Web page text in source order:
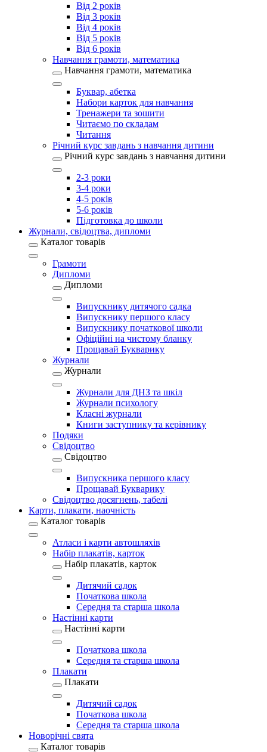
Від 2 років
Від 3 років
Від 4 років
Від 5 років
Від 6 років
Навчання грамоти, математика
Навчання грамоти, математика
Буквар, абетка
Набори карток для навчання
Тренажери та зошити
Читаємо по складам
Читання
Річний курс завдань з навчання дитини
Річний курс завдань з навчання дитини
2-3 роки
3-4 роки
4-5 років
5-6 років
Підготовка до школи
Журнали, свідоцтва, дипломи
Каталог товарів
Грамоти
Дипломи
Дипломи
Випускнику дитячого садка
Випускнику першого класу
Випускнику початкової школи
Офіційні на чистому бланку
Прощавай Букварику
Журнали
Журнали
Журнали для ДНЗ та шкіл
Журнали психологу
Класні журнали
Книги заступнику та керівнику
Подяки
Свідоцтво
Свідоцтво
Випускника першого класу
Прощавай Букварику
Свідоцтво досягнень, табелі
Карти, плакати, наочність
Каталог товарів
Атласи і карти автошляхів
Набір плакатів, карток
Набір плакатів, карток
Дитячий садок
Початкова школа
Середня та старша школа
Настінні карти
Настінні карти
Початкова школа
Середня та старша школа
Плакати
Плакати
Дитячий садок
Початкова школа
Середня та старша школа
Новорічні свята
Каталог товарів